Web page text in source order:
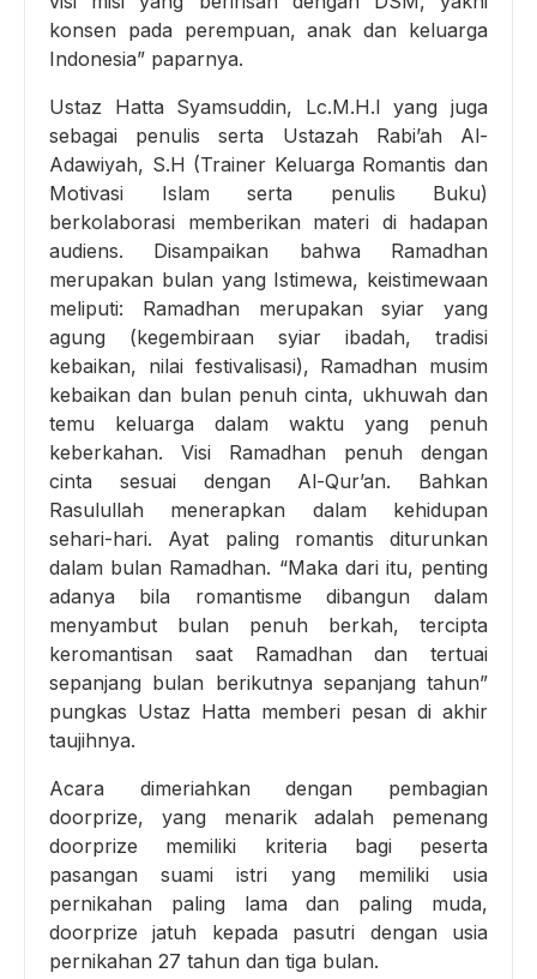
konsen pada perempuan, anak dan keluarga
Indonesia” paparnya.
Ustaz Hatta Syamsuddin, Lc.M.H.I yang juga
sebagai penulis serta Ustazah Rabi’ah Al-
Adawiyah, S.H (Trainer Keluarga Romantis dan
Motivasi Islam serta penulis Buku)
berkolaborasi memberikan materi di hadapan
audiens. Disampaikan bahwa Ramadhan
merupakan bulan yang Istimewa, keistimewaan
meliputi: Ramadhan merupakan syiar yang
agung (kegembiraan syiar ibadah, tradisi
kebaikan, nilai festivalisasi), Ramadhan musim
kebaikan dan bulan penuh cinta, ukhuwah dan
temu keluarga dalam waktu yang penuh
keberkahan. Visi Ramadhan penuh dengan
cinta sesuai dengan Al-Qur’an. Bahkan
Rasulullah menerapkan dalam kehidupan
sehari-hari. Ayat paling romantis diturunkan
dalam bulan Ramadhan. “Maka dari itu, penting
adanya bila romantisme dibangun dalam
menyambut bulan penuh berkah, tercipta
keromantisan saat Ramadhan dan tertuai
sepanjang bulan berikutnya sepanjang tahun”
pungkas Ustaz Hatta memberi pesan di akhir
taujihnya.
Acara dimeriahkan dengan pembagian
doorprize, yang menarik adalah pemenang
doorprize memiliki kriteria bagi peserta
pasangan suami istri yang memiliki usia
pernikahan paling lama dan paling muda,
doorprize jatuh kepada pasutri dengan usia
pernikahan 27 tahun dan tiga bulan.